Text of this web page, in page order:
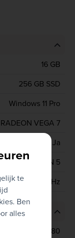
16 GB
256 GB SSD
Windows 11 Pro
VEGA 7
Ja
AMD RYZEN 5
5650U 2.3 GHz
1920x1080
te
Ben
alles